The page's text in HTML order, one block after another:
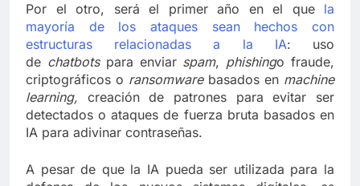
Por el otro, será el primer año en el que la
mayoría de los ataques sean hechos con
estructuras relacionadas a la IA: uso
de chatbots para enviar spam, phishingo fraude,
criptográficos o ransomware basados en machine
learning, creación de patrones para evitar ser
detectados o ataques de fuerza bruta basados en
IA para adivinar contraseñas.
A pesar de que la IA pueda ser utilizada para la